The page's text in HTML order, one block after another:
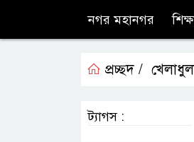
নগর মহানগর
প্রচ্ছদ /
ট্যাগস :